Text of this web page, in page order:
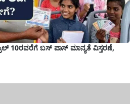
10ರವರೆಗೆ ಬಸ್ ಪಾಸ್ ಮಾನ್ಯತೆ ವಿಸ್ತರಣೆ,